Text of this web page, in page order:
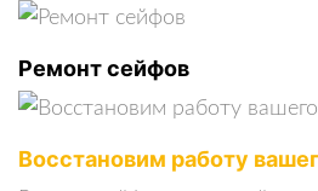
Ремонт сейфов
Восстановим работу